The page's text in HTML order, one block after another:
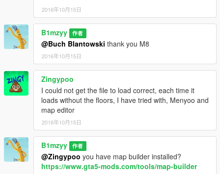
2016年10月15日
B1mzyy 作者
@Buch Blantowski thank you M8
2016年10月15日
Zingypoo
I could not get the file to load correct, each time it
loads without the floors, I have tried with, Menyoo and
map editor
2016年10月15日
B1mzyy 作者
@Zingypoo you have map builder installed?
https://www.gta5-mods.com/tools/map-builder